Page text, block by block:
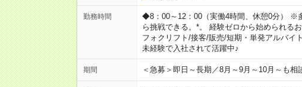
勤務時間
◆8：00～12：00（実働4時間、休憩0分） ※
ら挑戦できる。*。 経験ゼロから始められる
フォクリフト/接客/販売/短期・単発アルバイ
未経験で入社されて活躍中♪
期間 ＜急募＞即日～長期／8月～9月～10月～も